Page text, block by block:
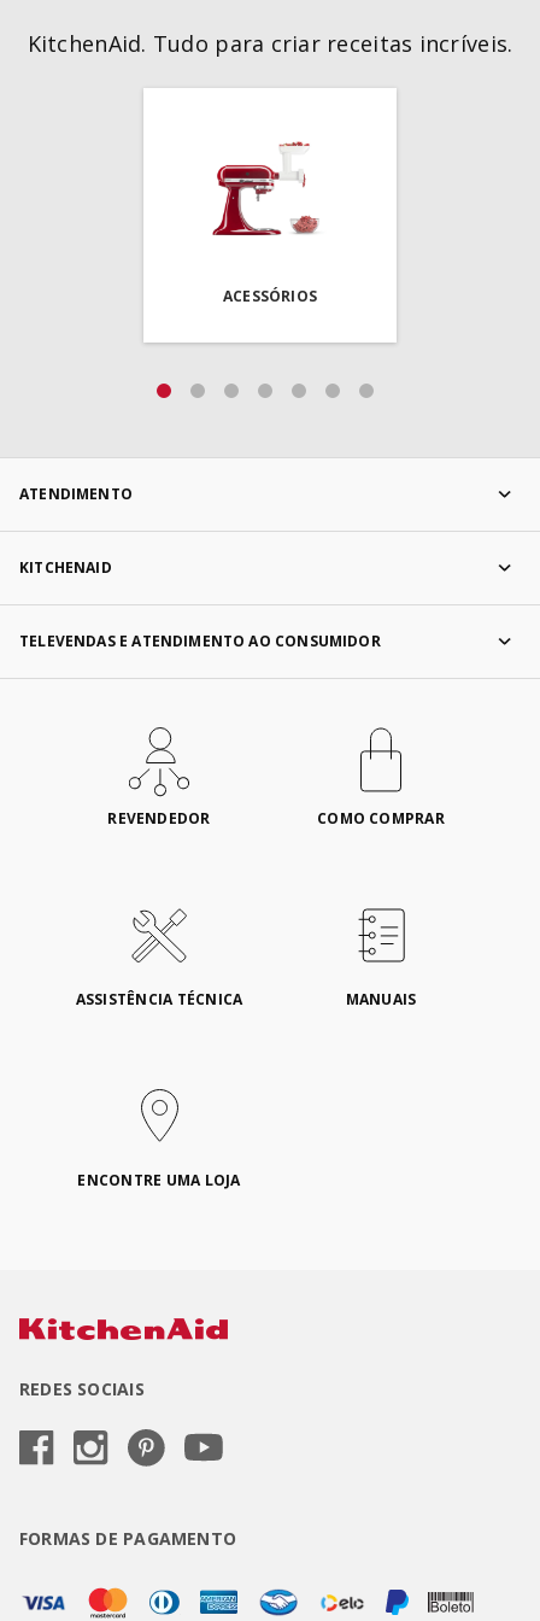
KitchenAid. Tudo para criar receitas incríveis.
ACESSÓRIOS
ATENDIMENTO
KITCHENAID
TELEVENDAS E ATENDIMENTO AO CONSUMIDOR
REVENDEDOR COMO COMPRAR
ASSISTÊNCIA TÉCNICA MANUAIS
ENCONTRE UMA LOJA
REDES SOCIAIS
FORMAS DE PAGAMENTO